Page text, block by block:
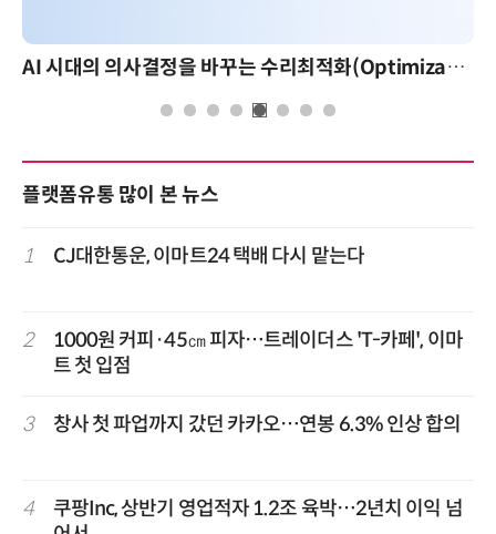
AI 시대의 의사결정을 바꾸는 수리최적화(Optimization): 실제 산업 적용 사례와 활용 전략
플랫폼유통 많이 본 뉴스
1 CJ대한통운, 이마트24 택배 다시 맡는다
2
1000원 커피·45㎝ 피자…트레이더스 'T-카페', 이마
트 첫 입점
3 창사 첫 파업까지 갔던 카카오…연봉 6.3% 인상 합의
4
쿠팡Inc, 상반기 영업적자 1.2조 육박…2년치 이익 넘